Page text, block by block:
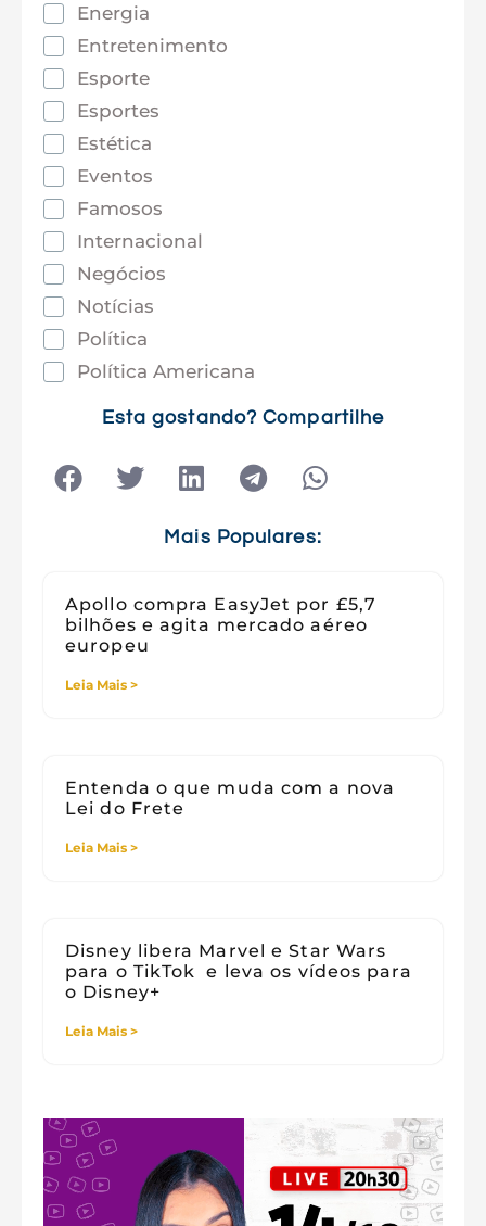
Energia
Entretenimento
Esporte
Esportes
Estética
Eventos
Famosos
Internacional
Negócios
Notícias
Política
Política Americana
Tecnologia
Esta gostando? Compartilhe
Mais Populares:
Apollo compra EasyJet por £5,7
bilhões e agita mercado aéreo
europeu
Leia Mais >
Entenda o que muda com a nova
Lei do Frete
Leia Mais >
Disney libera Marvel e Star Wars
para o TikTok e leva os vídeos para
o Disney+
Leia Mais >